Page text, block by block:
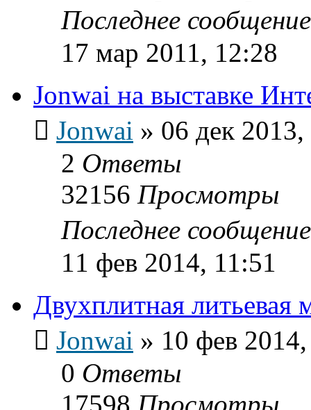
Последнее
17 мар 2011, 12:28
Jonwai на выставке
Jonwai » 06 дек
2 Ответы
32156 Просмотры
Последнее
11 фев 2014, 11:51
Двухплитная
Jonwai » 10 фев
0 Ответы
17598 Просмотры